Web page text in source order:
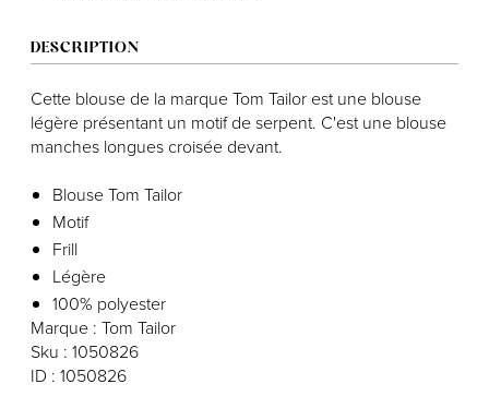
DESCRIPTION
Cette blouse de la marque Tom Tailor est une blouse
légère présentant un motif de serpent. C'est une blouse
manches longues croisée devant.
Blouse Tom Tailor
Motif
Frill
Légère
100% polyester
Marque : Tom Tailor
Sku : 1050826
ID : 1050826